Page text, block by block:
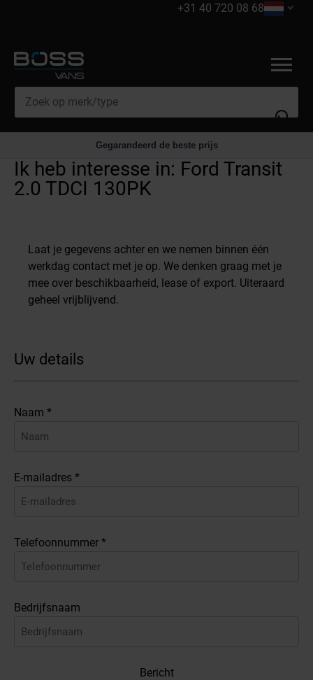
+31 40 720 08 68
Mercedes Benz
Iveco
Ford
MAN
Volkswagen
Nissan
Financieren
Servicebeurten
Elektrische bedrijfswagens
Gegarandeerd de beste prijs
Ik heb interesse in: Ford Transit
2.0 TDCI 130PK
Laat je gegevens achter en we nemen binnen één
werkdag contact met je op. We denken graag met je
mee over beschikbaarheid, lease of export. ​​​Uiteraard
geheel vrijblijvend.
Uw details
Naam *
E-mailadres *
Telefoonnummer *
Bedrijfsnaam
Bericht